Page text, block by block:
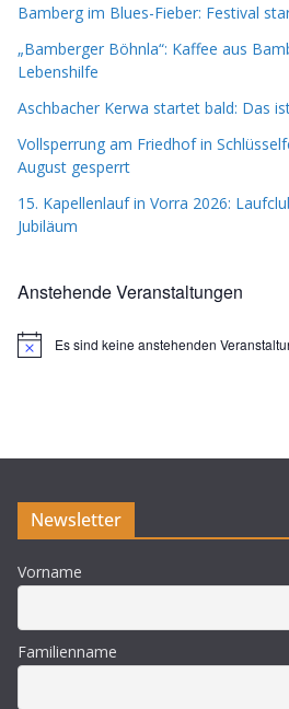
Bamberg im Blues-Fieber: Festival
„Bamberger Böhnla“: Kaffee aus
Lebenshilfe
Aschbacher Kerwa startet bald: Das
Vollsperrung am Friedhof in
August gesperrt
15. Kapellenlauf in Vorra 2026:
Jubiläum
Anstehende Veranstaltungen
H
s
Es sind keine anstehenden
Newsletter
Vorname
Familienname